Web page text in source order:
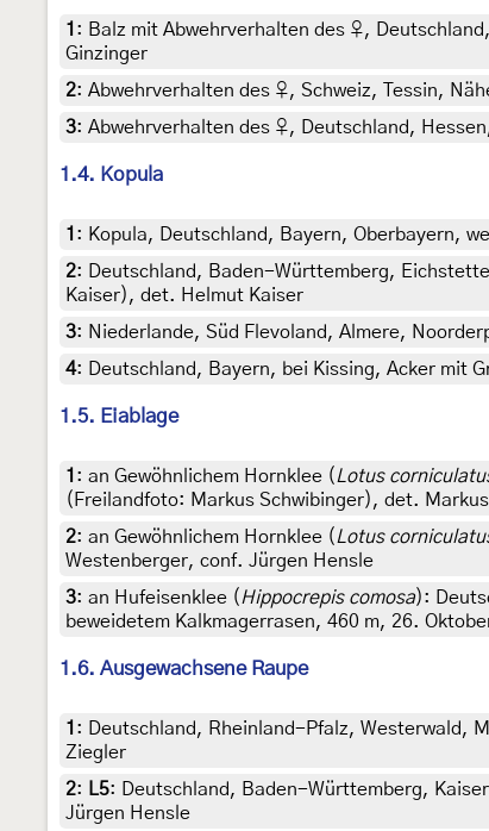
1 : Balz mit Abwehrverhalten des ♀,
Ginzinger
2: Abwehrverhalten des ♀, Schweiz, Tessin,
3: Abwehrverhalten des ♀, Deutschland,
1.4. Kopula
1 : Kopula, Deutschland, Bayern, Oberbayern,
2: Deutschland, Baden-Württemberg,
Kaiser), det. Helmut Kaiser
3: Niederlande, Süd Flevoland, Almere,
4: Deutschland, Bayern, bei Kissing, Acker mit
1.5. Eiablage
1 : an Gewöhnlichem Hornklee (Lotus
(Freilandfoto: Markus Schwibinger), det.
2: an Gewöhnlichem Hornklee (Lotus
Westenberger, conf. Jürgen Hensle
3: an Hufeisenklee (Hippocrepis comosa):
beweidetem Kalkmagerrasen, 460 m, 26.
1.6. Ausgewachsene Raupe
1 : Deutschland, Rheinland-Pfalz, Westerwald,
Ziegler
2: L5: Deutschland, Baden-Württemberg,
Jürgen Hensle